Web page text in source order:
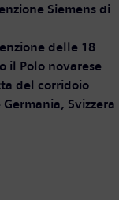
Siemens di
delle 18
il Polo novarese
del corridoio
Svizzera